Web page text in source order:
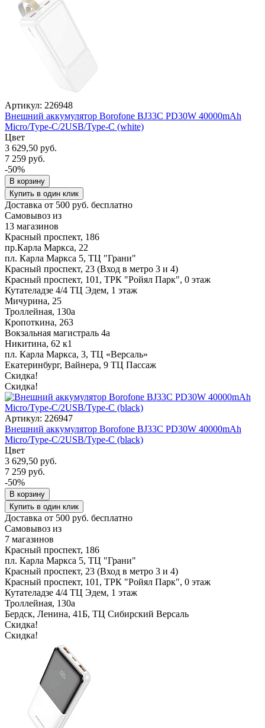
Артикул: 226948
Внешний аккумулятор Borofone BJ33C PD30W 40000mAh
Micro/Type-C/2USB/Type-C (white)
Цвет
3 629,50 руб.
7 259 руб.
-50%
В корзину
Купить в один клик
Доставка от 500 руб. бесплатно
Самовывоз из
13 магазинов
Красный проспект, 186
пр.Карла Маркса, 22
пл. Карла Маркса 5, ТЦ "Грани"
Красный проспект, 23 (Вход в метро 3 и 4)
Красный проспект, 101, ТРК "Ройял Парк", 0 этаж
Кутателадзе 4/4 ТЦ Эдем, 1 этаж
Мичурина, 25
Троллейная, 130а
Кропоткина, 263
Вокзальная магистраль 4а
Никитина, 62 к1
пл. Карла Маркса, 3, ТЦ «Версаль»
Екатеринбург, Вайнера, 9 ТЦ Пассаж
Скидка!
Скидка!
Артикул: 226947
Внешний аккумулятор Borofone BJ33C PD30W 40000mAh
Micro/Type-C/2USB/Type-C (black)
Цвет
3 629,50 руб.
7 259 руб.
-50%
В корзину
Купить в один клик
Доставка от 500 руб. бесплатно
Самовывоз из
7 магазинов
Красный проспект, 186
пл. Карла Маркса 5, ТЦ "Грани"
Красный проспект, 23 (Вход в метро 3 и 4)
Красный проспект, 101, ТРК "Ройял Парк", 0 этаж
Кутателадзе 4/4 ТЦ Эдем, 1 этаж
Троллейная, 130а
Бердск, Ленина, 41Б, ТЦ Сибирский Версаль
Скидка!
Скидка!